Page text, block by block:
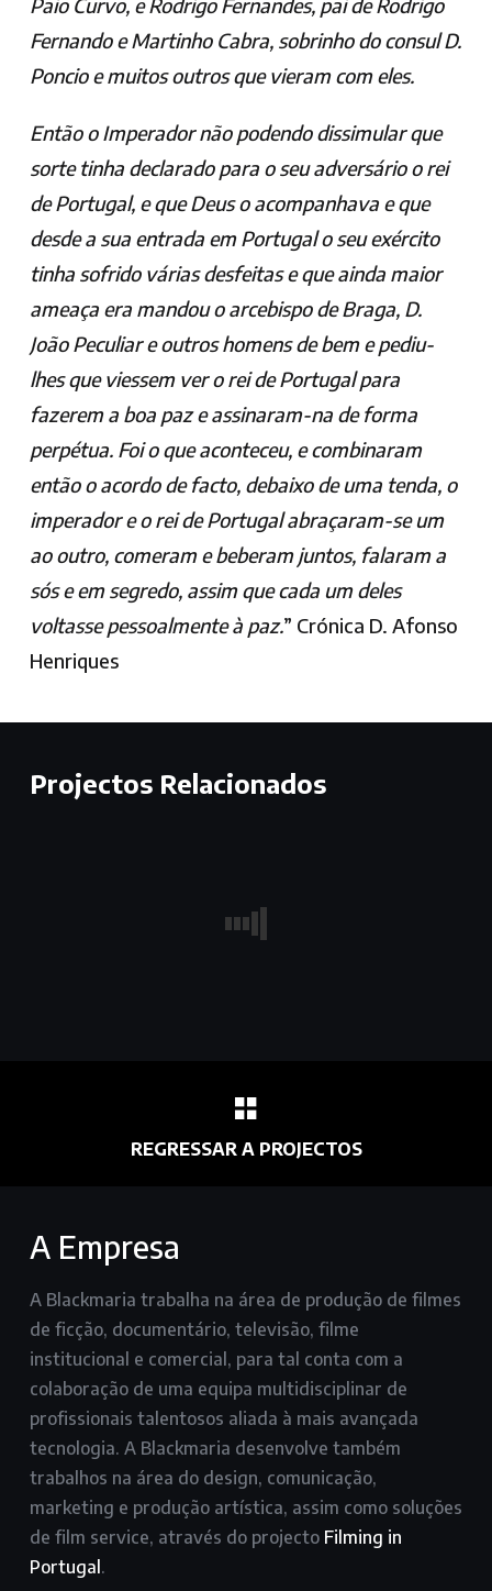
Fernando e Martinho Cabra, sobrinho do consul D.
Poncio e muitos outros que vieram com eles.
Então o Imperador não podendo dissimular que
sorte tinha declarado para o seu adversário o rei
de Portugal, e que Deus o acompanhava e que
desde a sua entrada em Portugal o seu exército
tinha sofrido várias desfeitas e que ainda maior
ameaça era mandou o arcebispo de Braga, D.
João Peculiar e outros homens de bem e pediu-
lhes que viessem ver o rei de Portugal para
fazerem a boa paz e assinaram-na de forma
perpétua. Foi o que aconteceu, e combinaram
então o acordo de facto, debaixo de uma tenda, o
imperador e o rei de Portugal abraçaram-se um
ao outro, comeram e beberam juntos, falaram a
sós e em segredo, assim que cada um deles
voltasse pessoalmente à paz.” Crónica D. Afonso
Henriques
Projectos Relacionados
REGRESSAR A PROJECTOS
A Empresa
A Blackmaria trabalha na área de produção de filmes
de ficção, documentário, televisão, filme
institucional e comercial, para tal conta com a
colaboração de uma equipa multidisciplinar de
profissionais talentosos aliada à mais avançada
tecnologia. A Blackmaria desenvolve também
trabalhos na área do design, comunicação,
marketing e produção artística, assim como soluções
de film service, através do projecto Filming in
Portugal .